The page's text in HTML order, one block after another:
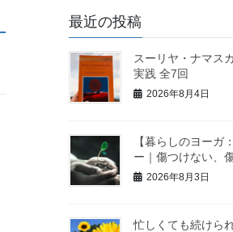
最近の投稿
スーリヤ・ナマス
実践 全7回
2026年8月4日
【暮らしのヨーガ
ー｜傷つけない、
2026年8月3日
忙しくても続けら